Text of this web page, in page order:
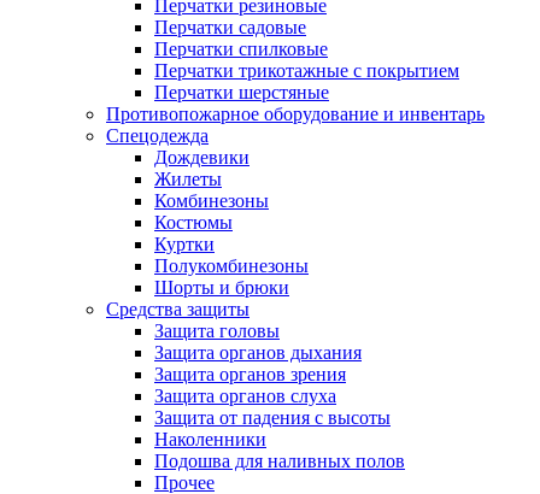
Перчатки резиновые
Перчатки садовые
Перчатки спилковые
Перчатки трикотажные с покрытием
Перчатки шерстяные
Противопожарное оборудование и инвентарь
Спецодежда
Дождевики
Жилеты
Комбинезоны
Костюмы
Куртки
Полукомбинезоны
Шорты и брюки
Средства защиты
Защита головы
Защита органов дыхания
Защита органов зрения
Защита органов слуха
Защита от падения с высоты
Наколенники
Подошва для наливных полов
Прочее